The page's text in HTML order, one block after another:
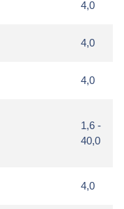
4,0
4,0
4,0
1,6 -
40,0
4,0